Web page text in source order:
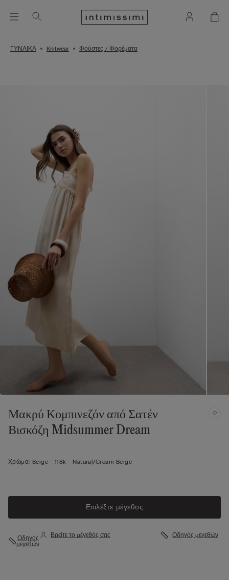
ΓΥΝΑΙΚΑ Knitwear Φούστες / Φορέματα
Μακρύ Κομπινεζόν από Σατέν
Βισκόζη Midsummer Dream
Χρώμα: Beige - 118k - Natural/cream Beige
Επιλέξτε μέγεθος
Οδηγός
μεγεθών
Βρείτε το μέγεθός σας Οδηγός μεγεθών